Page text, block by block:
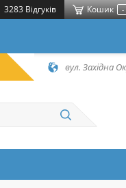
3283 Відгуків Кошик -
вул. Західна